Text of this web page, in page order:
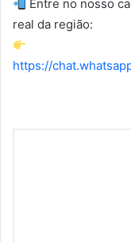
Entre no nosso
real da região:
https://